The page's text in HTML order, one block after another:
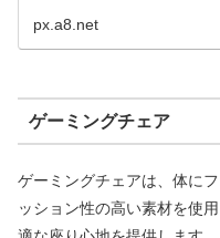
px.a8.net
ゲーミングチェア
ゲーミングチェアは、体に
ッション性の高い素材を使